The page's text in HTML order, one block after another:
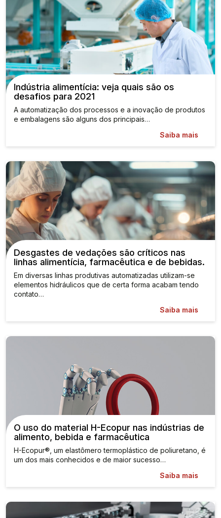
Indústria alimentícia: veja quais são os
desafios para 2021
A automatização dos processos e a inovação de produtos
e embalagens são alguns dos principais…
Saiba mais
Desgastes de vedações são críticos nas
linhas alimentícia, farmacêutica e de bebidas.
Em diversas linhas produtivas automatizadas utilizam-se
elementos hidráulicos que de certa forma acabam tendo
contato…
Saiba mais
O uso do material H-Ecopur nas indústrias de
alimento, bebida e farmacêutica
H-Ecopur®, um elastômero termoplástico de poliuretano, é
um dos mais conhecidos e de maior sucesso…
Saiba mais